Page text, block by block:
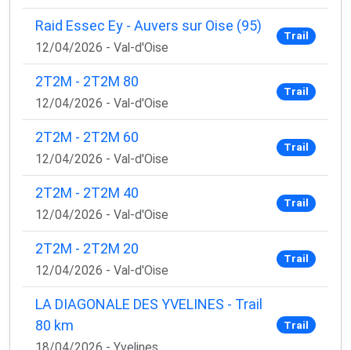
Raid Essec Ey - Auvers sur Oise (95)
12/04/2026 - Val-d'Oise
Trail
2T2M - 2T2M 80
12/04/2026 - Val-d'Oise
Trail
2T2M - 2T2M 60
12/04/2026 - Val-d'Oise
Trail
2T2M - 2T2M 40
12/04/2026 - Val-d'Oise
Trail
2T2M - 2T2M 20
12/04/2026 - Val-d'Oise
Trail
LA DIAGONALE DES YVELINES - Trail
80 km
Trail